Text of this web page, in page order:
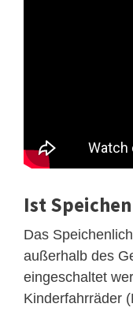
Ist
Das
außerhalb des
eingeschaltet
Kinderfahrräder